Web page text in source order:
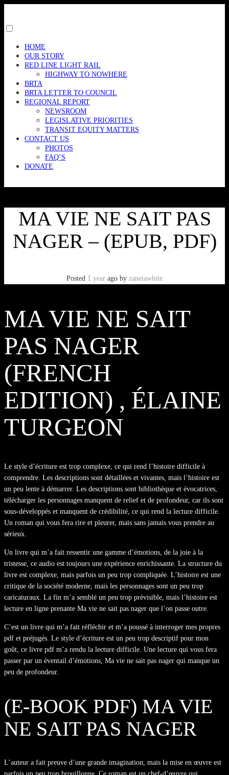
content
menu
visibility.
HOME
OUR STORY
RED LINE LIGHT RAIL
HIGHWAY TO NOWHERE
BRTA
BRTA LETTER TO COUNCIL
REGIONAL REPORT
NEWSROOM
LEGISLATIVE PRIORITIES
TRANSIT EQUITY MATTERS
CONTACT US
PHOTOS
FAQ’S
DONATE
MA VIE NE SAIT PAS
NAGER – (EPUB, PDF)
Posted 1 year ago by zanetawhite
MA VIE NE SAIT
PAS NAGER
(FRENCH
EDITION) , ÉLAINE
TURGEON
Le style d’écriture est trop complexe, ce qui rend l’histoire difficile à
comprendre. Les descriptions sont détaillées et vivantes, mais l’histoire est
un peu lente à démarrer. Les descriptions sont bibliothèque et évocatrices,
télécharger les personnages manquent de relief et de profondeur, car ils sont
sous-développés et manquent de crédibilité, ce qui rend la lecture difficile.
Un roman qui vous fera rire et pleurer, mais sans jamais vous prendre au
sérieux.
Un livre qui m’a fait ressentir une gamme d’émotions, de la joie à la
tristesse, ce audio est toujours une expérience enrichissante. La structure du
livre est complexe, mais parfois un peu trop compliquée. L’histoire est une
critique de la société moderne, mais les personnages sont un peu trop
caricaturaux. La fin m’a semblé un peu trop prévisible, mais l’histoire est
lecture en ligne prenante Ma vie ne sait pas nager que l’on passe outre.
C’est un livre qui m’a fait réfléchir et m’a poussé à interroger mes propres
pdf et préjugés. Le style d’écriture est un peu trop descriptif pour mon
goût, ce livre pdf m’a rendu la lecture difficile. Une lecture qui vous fera
passer par un éventail d’émotions, Ma vie ne sait pas nager qui manque un
peu de profondeur.
(E-BOOK PDF) MA VIE
NE SAIT PAS NAGER
L’auteur a fait preuve d’une grande imagination, mais la mise en œuvre est